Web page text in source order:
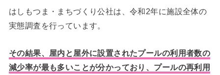
はしもつま・まちづくり公社は、令和2年に施設全体の
実態調査を行っています。
その結果、屋内と屋外に設置されたプールの利用者数の
減少率が最も多いことが分かっており、プールの再利用